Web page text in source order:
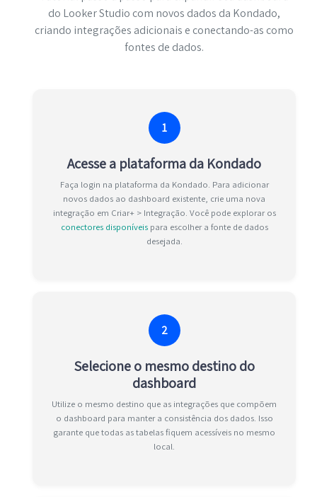
do Looker Studio com novos dados da Kondado,
criando integrações adicionais e conectando-as como
fontes de dados.
1
Acesse a plataforma da Kondado
Faça login na plataforma da Kondado. Para adicionar
novos dados ao dashboard existente, crie uma nova
integração em Criar+ > Integração. Você pode explorar os
conectores disponíveispara escolher a fonte de dados
desejada.
2
Selecione o mesmo destino do
dashboard
Utilize o mesmo destino que as integrações que compõem
o dashboard para manter a consistência dos dados. Isso
garante que todas as tabelas fiquem acessíveis no mesmo
local.